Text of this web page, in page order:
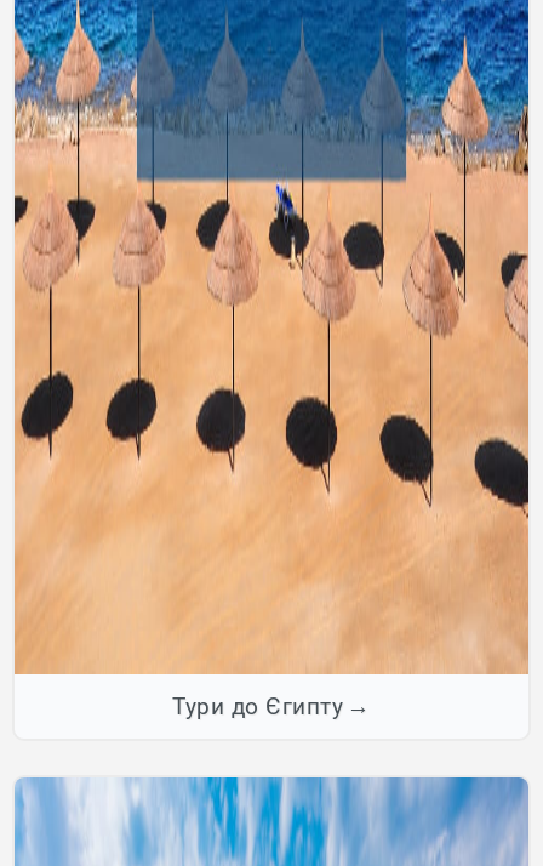
Тури до Єгипту